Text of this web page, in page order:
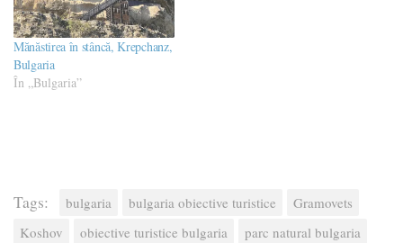
Mănăstirea în stâncă, Krepchanz,
Bulgaria
În „Bulgaria”
Tags: bulgaria bulgaria obiective turistice
Gramovets
Koshov
obiective turistice bulgaria parc natural bulgaria